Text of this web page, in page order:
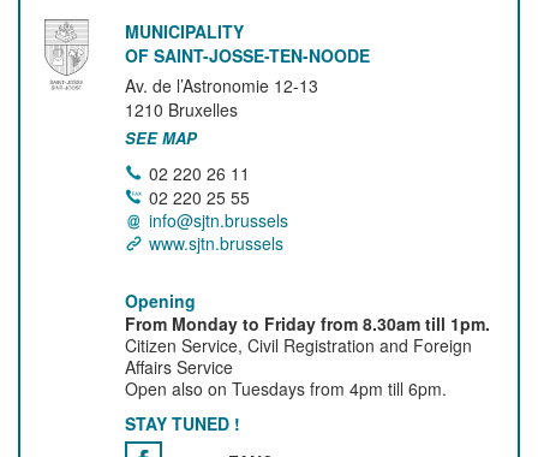
MUNICIPALITY
OF SAINT-JOSSE-TEN-NOODE
Av. de l’Astronomie 12-13
1210 Bruxelles
SEE MAP
02 220 26 11
02 220 25 55
info@sjtn.brussels
www.sjtn.brussels
Opening
From Monday to Friday from 8.30am till 1pm.
Citizen Service, Civil Registration and Foreign
Affairs Service
Open also on Tuesdays from 4pm till 6pm.
STAY TUNED !